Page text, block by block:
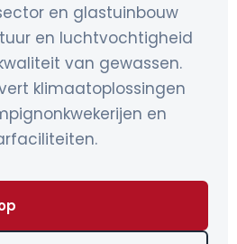
en glastuinbouw
en luchtvochtigheid
van gewassen.
klimaatoplossingen
en